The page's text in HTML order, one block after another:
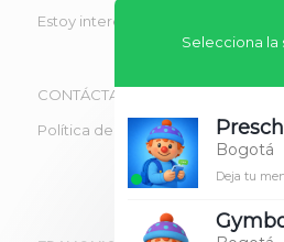
Estoy interesado en obtener
CONTÁCTANOS
Política de tratamiento de datos
Bogotá
Bogotá
Deja tu
Sábana